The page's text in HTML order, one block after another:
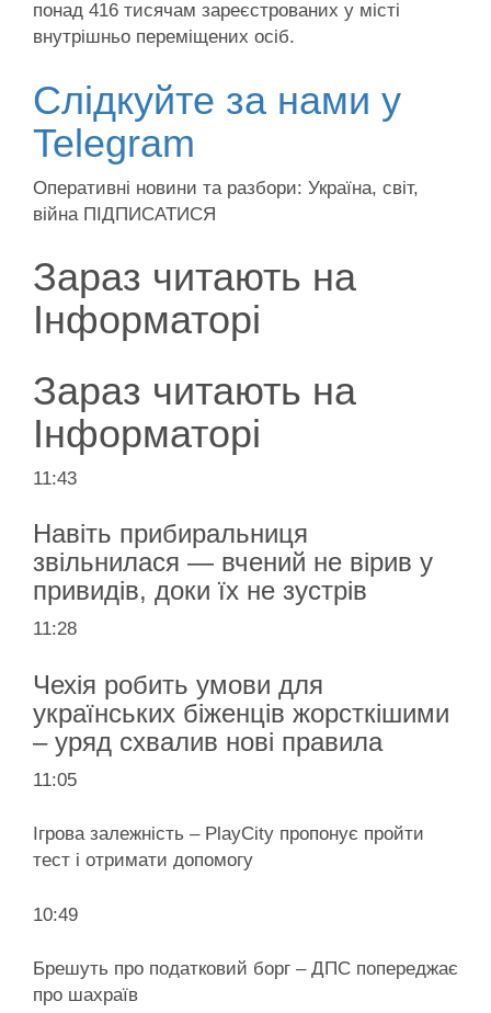
понад 416 тисячам зареєстрованих у місті
внутрішньо переміщених осіб.
Слідкуйте за нами у
Telegram
Оперативні новини та разбори: Україна, світ,
війна ПІДПИСАТИСЯ
Зараз читають на
Інформаторі
Зараз читають на
Інформаторі
11:43
Навіть прибиральниця
звільнилася — вчений не вірив у
привидів, доки їх не зустрів
11:28
Чехія робить умови для
українських біженців жорсткішими
– уряд схвалив нові правила
11:05
Ігрова залежність – PlayCity пропонує пройти
тест і отримати допомогу
10:49
Брешуть про податковий борг – ДПС попереджає
про шахраїв